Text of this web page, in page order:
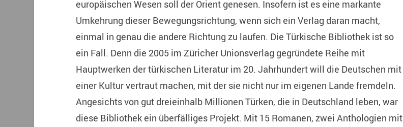
europäischen Wesen soll der Orient genesen. Insofern ist es eine markante
Umkehrung dieser Bewegungsrichtung, wenn sich ein Verlag daran macht,
einmal in genau die andere Richtung zu laufen. Die Türkische Bibliothek ist so
ein Fall. Denn die 2005 im Züricher Unionsverlag gegründete Reihe mit
Hauptwerken der türkischen Literatur im 20. Jahrhundert will die Deutschen mit
einer Kultur vertraut machen, mit der sie nicht nur im eigenen Lande fremdeln.
Angesichts von gut dreieinhalb Millionen Türken, die in Deutschland leben, war
diese Bibliothek ein überfälliges Projekt. Mit 15 Romanen, zwei Anthologien mit